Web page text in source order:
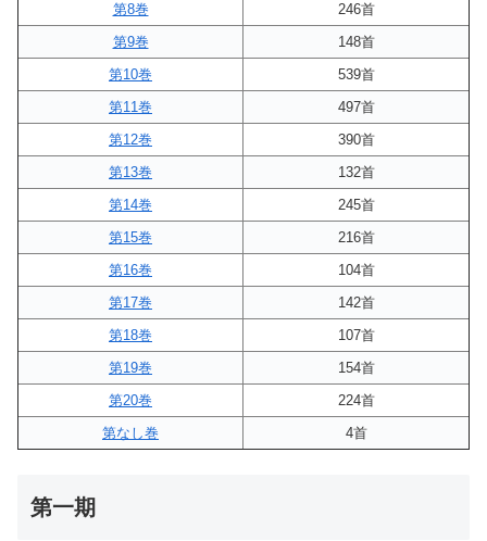
第8巻
246首
第9巻
148首
第10巻
539首
第11巻
497首
第12巻
390首
第13巻
132首
第14巻
245首
第15巻
216首
第16巻
104首
第17巻
142首
第18巻
107首
第19巻
154首
第20巻
224首
第なし巻
4首
第一期